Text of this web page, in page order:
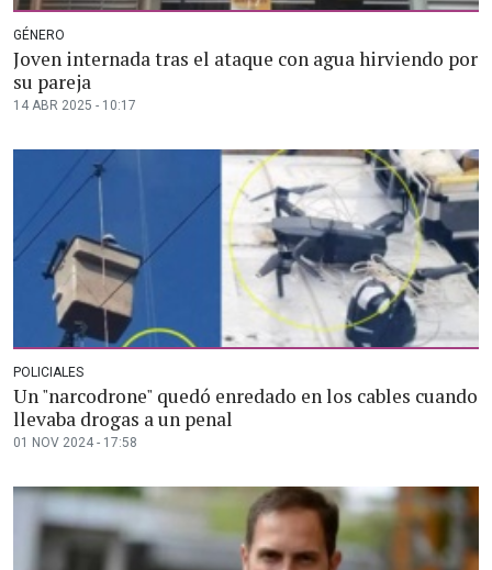
GÉNERO
Joven internada tras el ataque con agua hirviendo por
su pareja
14 ABR 2025 - 10:17
POLICIALES
Un "narcodrone" quedó enredado en los cables cuando
llevaba drogas a un penal
01 NOV 2024 - 17:58